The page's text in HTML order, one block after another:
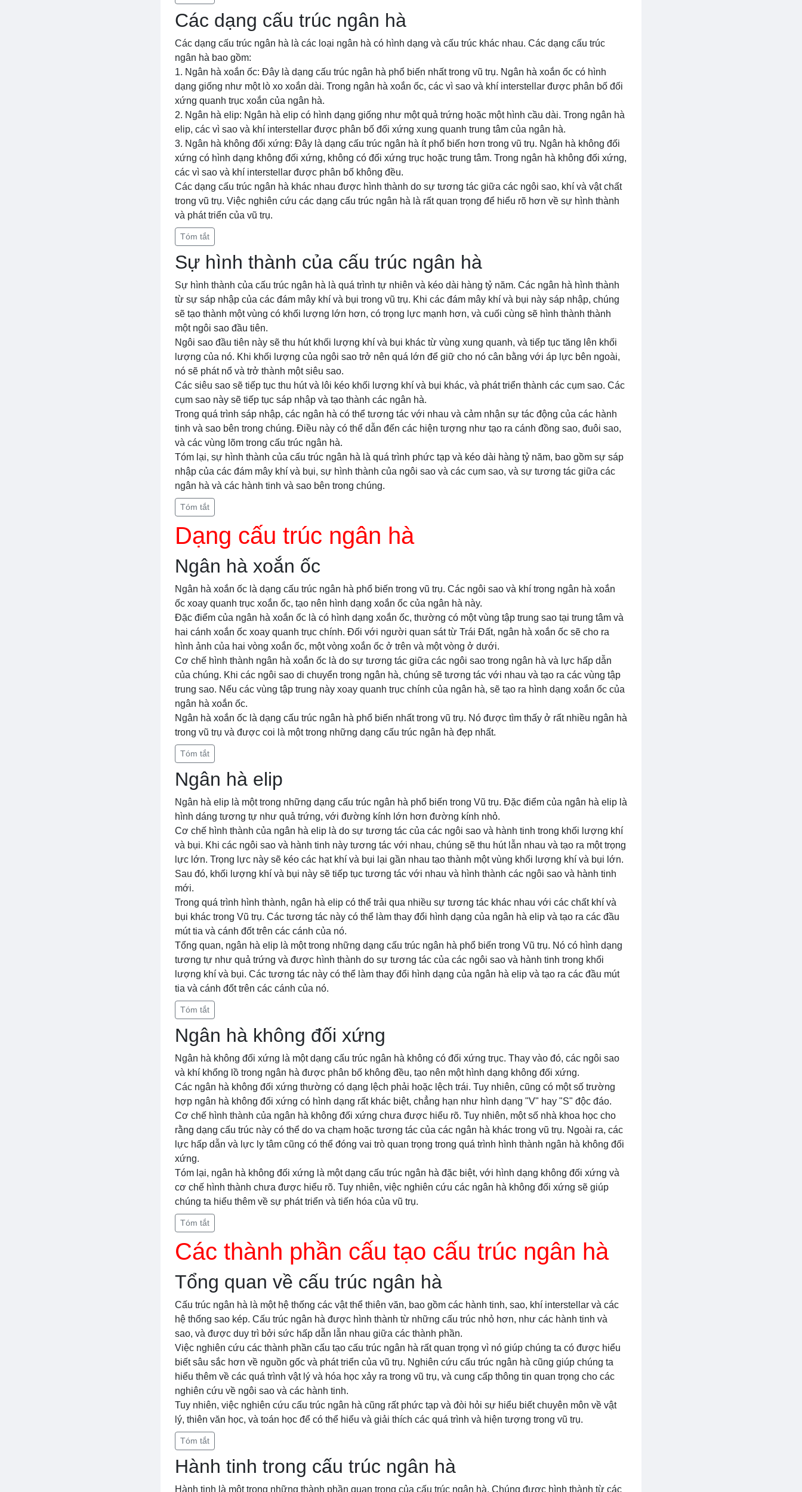
Các dạng cấu trúc ngân hà
Các dạng cấu trúc ngân hà là các loại ngân hà có hình dạng và cấu trúc khác nhau. Các dạng cấu trúc
ngân hà bao gồm:
1. Ngân hà xoắn ốc: Đây là dạng cấu trúc ngân hà phổ biến nhất trong vũ trụ. Ngân hà xoắn ốc có hình
dạng giống như một lò xo xoắn dài. Trong ngân hà xoắn ốc, các vì sao và khí interstellar được phân bố đối
xứng quanh trục xoắn của ngân hà.
2. Ngân hà elip: Ngân hà elip có hình dạng giống như một quả trứng hoặc một hình cầu dài. Trong ngân hà
elip, các vì sao và khí interstellar được phân bố đối xứng xung quanh trung tâm của ngân hà.
3. Ngân hà không đối xứng: Đây là dạng cấu trúc ngân hà ít phổ biến hơn trong vũ trụ. Ngân hà không đối
xứng có hình dạng không đối xứng, không có đối xứng trục hoặc trung tâm. Trong ngân hà không đối xứng,
các vì sao và khí interstellar được phân bố không đều.
Các dạng cấu trúc ngân hà khác nhau được hình thành do sự tương tác giữa các ngôi sao, khí và vật chất
trong vũ trụ. Việc nghiên cứu các dạng cấu trúc ngân hà là rất quan trọng để hiểu rõ hơn về sự hình thành
và phát triển của vũ trụ.
Tóm tắt
Sự hình thành của cấu trúc ngân hà
Sự hình thành của cấu trúc ngân hà là quá trình tự nhiên và kéo dài hàng tỷ năm. Các ngân hà hình thành
từ sự sáp nhập của các đám mây khí và bụi trong vũ trụ. Khi các đám mây khí và bụi này sáp nhập, chúng
sẽ tạo thành một vùng có khối lượng lớn hơn, có trọng lực mạnh hơn, và cuối cùng sẽ hình thành thành
một ngôi sao đầu tiên.
Ngôi sao đầu tiên này sẽ thu hút khối lượng khí và bụi khác từ vùng xung quanh, và tiếp tục tăng lên khối
lượng của nó. Khi khối lượng của ngôi sao trở nên quá lớn để giữ cho nó cân bằng với áp lực bên ngoài,
nó sẽ phát nổ và trở thành một siêu sao.
Các siêu sao sẽ tiếp tục thu hút và lôi kéo khối lượng khí và bụi khác, và phát triển thành các cụm sao. Các
cụm sao này sẽ tiếp tục sáp nhập và tạo thành các ngân hà.
Trong quá trình sáp nhập, các ngân hà có thể tương tác với nhau và cảm nhận sự tác động của các hành
tinh và sao bên trong chúng. Điều này có thể dẫn đến các hiện tượng như tạo ra cánh đồng sao, đuôi sao,
và các vùng lõm trong cấu trúc ngân hà.
Tóm lại, sự hình thành của cấu trúc ngân hà là quá trình phức tạp và kéo dài hàng tỷ năm, bao gồm sự sáp
nhập của các đám mây khí và bụi, sự hình thành của ngôi sao và các cụm sao, và sự tương tác giữa các
ngân hà và các hành tinh và sao bên trong chúng.
Tóm tắt
Dạng cấu trúc ngân hà
Ngân hà xoắn ốc
Ngân hà xoắn ốc là dạng cấu trúc ngân hà phổ biến trong vũ trụ. Các ngôi sao và khí trong ngân hà xoắn
ốc xoay quanh trục xoắn ốc, tạo nên hình dạng xoắn ốc của ngân hà này.
Đặc điểm của ngân hà xoắn ốc là có hình dạng xoắn ốc, thường có một vùng tập trung sao tại trung tâm và
hai cánh xoắn ốc xoay quanh trục chính. Đối với người quan sát từ Trái Đất, ngân hà xoắn ốc sẽ cho ra
hình ảnh của hai vòng xoắn ốc, một vòng xoắn ốc ở trên và một vòng ở dưới.
Cơ chế hình thành ngân hà xoắn ốc là do sự tương tác giữa các ngôi sao trong ngân hà và lực hấp dẫn
của chúng. Khi các ngôi sao di chuyển trong ngân hà, chúng sẽ tương tác với nhau và tạo ra các vùng tập
trung sao. Nếu các vùng tập trung này xoay quanh trục chính của ngân hà, sẽ tạo ra hình dạng xoắn ốc của
ngân hà xoắn ốc.
Ngân hà xoắn ốc là dạng cấu trúc ngân hà phổ biến nhất trong vũ trụ. Nó được tìm thấy ở rất nhiều ngân hà
trong vũ trụ và được coi là một trong những dạng cấu trúc ngân hà đẹp nhất.
Tóm tắt
Ngân hà elip
Ngân hà elip là một trong những dạng cấu trúc ngân hà phổ biến trong Vũ trụ. Đặc điểm của ngân hà elip là
hình dáng tương tự như quả trứng, với đường kính lớn hơn đường kính nhỏ.
Cơ chế hình thành của ngân hà elip là do sự tương tác của các ngôi sao và hành tinh trong khối lượng khí
và bụi. Khi các ngôi sao và hành tinh này tương tác với nhau, chúng sẽ thu hút lẫn nhau và tạo ra một trọng
lực lớn. Trọng lực này sẽ kéo các hạt khí và bụi lại gần nhau tạo thành một vùng khối lượng khí và bụi lớn.
Sau đó, khối lượng khí và bụi này sẽ tiếp tục tương tác với nhau và hình thành các ngôi sao và hành tinh
mới.
Trong quá trình hình thành, ngân hà elip có thể trải qua nhiều sự tương tác khác nhau với các chất khí và
bụi khác trong Vũ trụ. Các tương tác này có thể làm thay đổi hình dạng của ngân hà elip và tạo ra các đầu
mút tia và cánh đốt trên các cánh của nó.
Tổng quan, ngân hà elip là một trong những dạng cấu trúc ngân hà phổ biến trong Vũ trụ. Nó có hình dạng
tương tự như quả trứng và được hình thành do sự tương tác của các ngôi sao và hành tinh trong khối
lượng khí và bụi. Các tương tác này có thể làm thay đổi hình dạng của ngân hà elip và tạo ra các đầu mút
tia và cánh đốt trên các cánh của nó.
Tóm tắt
Ngân hà không đối xứng
Ngân hà không đối xứng là một dạng cấu trúc ngân hà không có đối xứng trục. Thay vào đó, các ngôi sao
và khí khổng lồ trong ngân hà được phân bố không đều, tạo nên một hình dạng không đối xứng.
Các ngân hà không đối xứng thường có dạng lệch phải hoặc lệch trái. Tuy nhiên, cũng có một số trường
hợp ngân hà không đối xứng có hình dạng rất khác biệt, chẳng hạn như hình dạng "V" hay "S" độc đáo.
Cơ chế hình thành của ngân hà không đối xứng chưa được hiểu rõ. Tuy nhiên, một số nhà khoa học cho
rằng dạng cấu trúc này có thể do va chạm hoặc tương tác của các ngân hà khác trong vũ trụ. Ngoài ra, các
lực hấp dẫn và lực ly tâm cũng có thể đóng vai trò quan trọng trong quá trình hình thành ngân hà không đối
xứng.
Tóm lại, ngân hà không đối xứng là một dạng cấu trúc ngân hà đặc biệt, với hình dạng không đối xứng và
cơ chế hình thành chưa được hiểu rõ. Tuy nhiên, việc nghiên cứu các ngân hà không đối xứng sẽ giúp
chúng ta hiểu thêm về sự phát triển và tiến hóa của vũ trụ.
Tóm tắt
Các thành phần cấu tạo cấu trúc ngân hà
Tổng quan về cấu trúc ngân hà
Cấu trúc ngân hà là một hệ thống các vật thể thiên văn, bao gồm các hành tinh, sao, khí interstellar và các
hệ thống sao kép. Cấu trúc ngân hà được hình thành từ những cấu trúc nhỏ hơn, như các hành tinh và
sao, và được duy trì bởi sức hấp dẫn lẫn nhau giữa các thành phần.
Việc nghiên cứu các thành phần cấu tạo cấu trúc ngân hà rất quan trọng vì nó giúp chúng ta có được hiểu
biết sâu sắc hơn về nguồn gốc và phát triển của vũ trụ. Nghiên cứu cấu trúc ngân hà cũng giúp chúng ta
hiểu thêm về các quá trình vật lý và hóa học xảy ra trong vũ trụ, và cung cấp thông tin quan trọng cho các
nghiên cứu về ngôi sao và các hành tinh.
Tuy nhiên, việc nghiên cứu cấu trúc ngân hà cũng rất phức tạp và đòi hỏi sự hiểu biết chuyên môn về vật
lý, thiên văn học, và toán học để có thể hiểu và giải thích các quá trình và hiện tượng trong vũ trụ.
Tóm tắt
Hành tinh trong cấu trúc ngân hà
Hành tinh là một trong những thành phần quan trọng của cấu trúc ngân hà. Chúng được hình thành từ các